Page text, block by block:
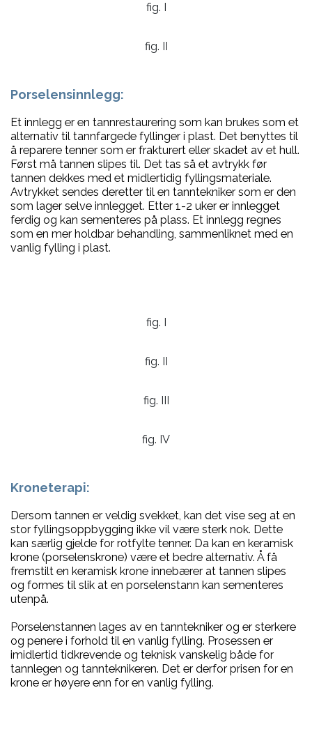
fig. I
fig. II
Porselensinnlegg:
Et innlegg er en tannrestaurering som kan brukes som et
alternativ til tannfargede fyllinger i plast. Det benyttes til
å reparere tenner som er frakturert eller skadet av et hull.
Først må tannen slipes til. Det tas så et avtrykk før
tannen dekkes med et midlertidig fyllingsmateriale.
Avtrykket sendes deretter til en tanntekniker som er den
som lager selve innlegget. Etter 1-2 uker er innlegget
ferdig og kan sementeres på plass. Et innlegg regnes
som en mer holdbar behandling, sammenliknet med en
vanlig fylling i plast.
fig. I
fig. II
fig. III
fig. IV
Kroneterapi:
Dersom tannen er veldig svekket, kan det vise seg at en
stor fyllingsoppbygging ikke vil være sterk nok. Dette
kan særlig gjelde for rotfylte tenner. Da kan en keramisk
krone (porselenskrone) være et bedre alternativ. Å få
fremstilt en keramisk krone innebærer at tannen slipes
og formes til slik at en porselenstann kan sementeres
utenpå.
Porselenstannen lages av en tanntekniker og er sterkere
og penere i forhold til en vanlig fylling. Prosessen er
imidlertid tidkrevende og teknisk vanskelig både for
tannlegen og tannteknikeren. Det er derfor prisen for en
krone er høyere enn for en vanlig fylling.